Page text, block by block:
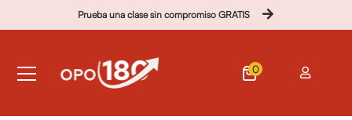
Prueba una clase sin compromiso GRATIS
0